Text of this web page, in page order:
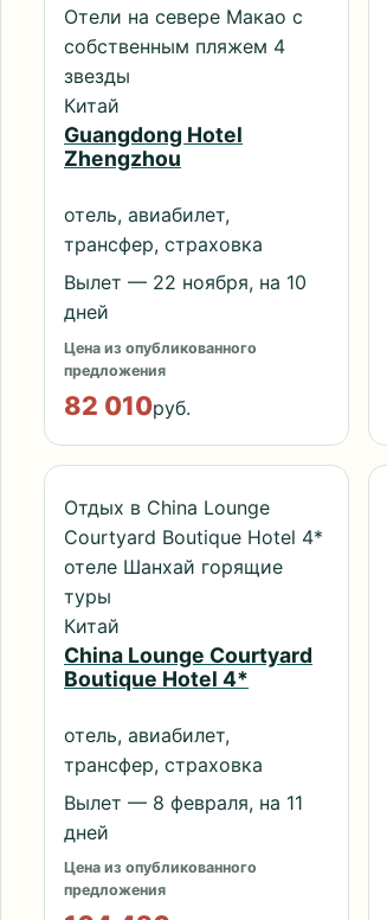
Отели на севере Макао с
собственным пляжем 4
звезды
Китай
Guangdong Hotel
Zhengzhou
отель, авиабилет,
трансфер, страховка
Вылет — 22 ноября, на 10
дней
Цена из опубликованного
предложения
82 010руб.
Отдых в China Lounge
Courtyard Boutique Hotel 4*
отеле Шанхай горящие
туры
Китай
China Lounge Courtyard
Boutique Hotel 4*
отель, авиабилет,
трансфер, страховка
Вылет — 8 февраля, на 11
дней
Цена из опубликованного
предложения